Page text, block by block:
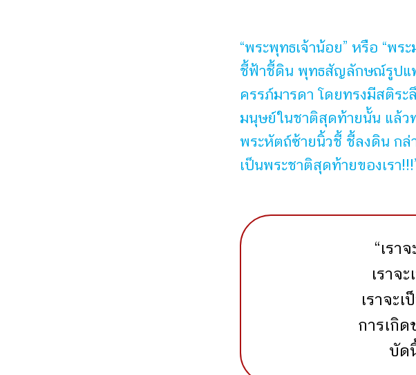
“พระพุทธเจ้าน้อย” หรือ “พร
ชี้ฟ้าชี้ดิน พุทธสัญลักษณ์รูปแท
ครรภ์มารดา โดยทรงมีสติร
มนุษย์ในชาติสุดท้ายนั้น แล้ว
พระหัตถ์ซ้ายนิ้วชี้ ชี้ลงดิน กล่
เป็นพระชาติสุดท้ายของเรา
“เรา
เราจ
เราจะ
การเกิด
บัด